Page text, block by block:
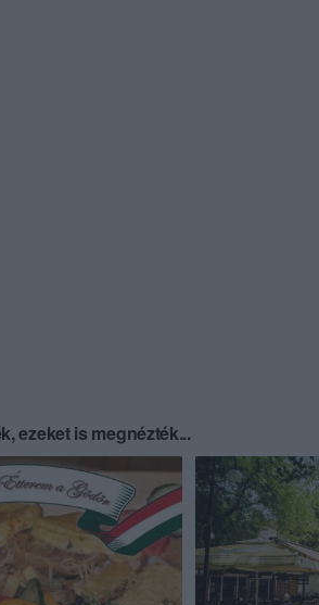
ezeket is megnézték...